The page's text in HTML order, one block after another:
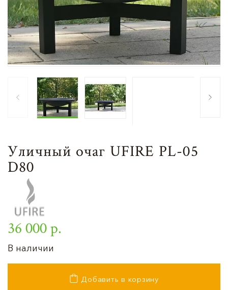
Уличный очаг UFIRE PL-05
D80
36 000 р.
В наличии
Добавить в корзину